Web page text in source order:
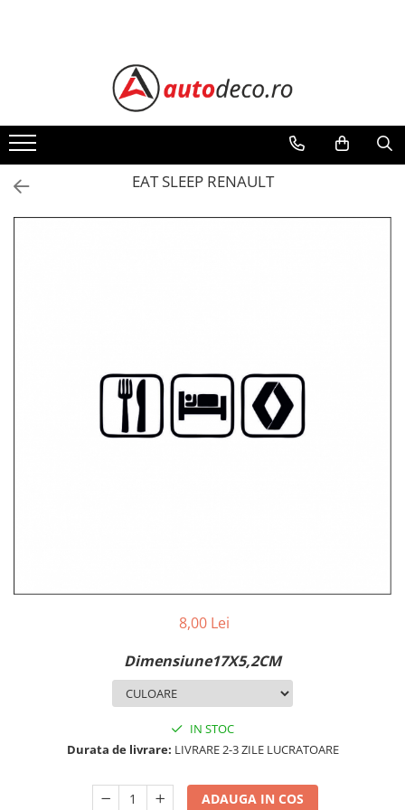
ALFA ROMEO
BMW
CHEVROLET
VOLVO
STICKERE STALPI SI GEAM MIC
STICKERE CAMUFLAJ
STICKERE PENTRU FIRME
EAT SLEEP RENAULT
8,00 Lei
Dimensiune17X5,2CM
IN STOC
Durata de livrare: LIVRARE 2-3 ZILE LUCRATOARE
ADAUGA IN COS